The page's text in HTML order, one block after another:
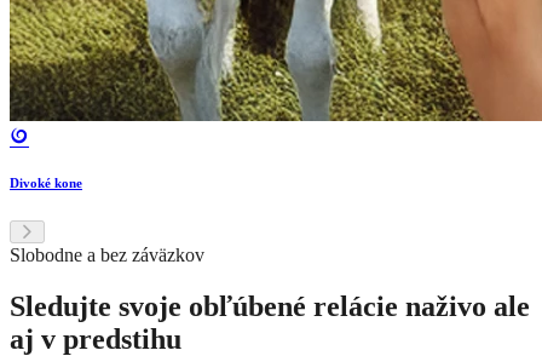
Divoké kone
Slobodne a bez záväzkov
Sledujte svoje obľúbené relácie naživo ale
aj v predstihu